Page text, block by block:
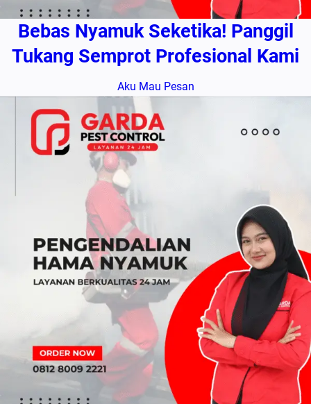
Bebas Nyamuk Seketika! Panggil
Tukang Semprot Profesional Kami
Aku Mau Pesan